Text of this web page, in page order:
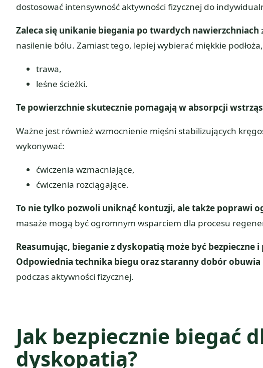
dostosować intensywność aktywności fizycznej do
Zaleca się unikanie biegania po twardych nawierzchniach
nasilenie bólu. Zamiast tego, lepiej wybierać miękkie
trawa,
leśne ścieżki.
Te powierzchnie skutecznie pomagają w absorpcji
Ważne jest również wzmocnienie mięśni stabilizujących
wykonywać:
ćwiczenia wzmacniające,
ćwiczenia rozciągające.
To nie tylko pozwoli uniknąć kontuzji, ale także poprawi
masaże mogą być ogromnym wsparciem dla procesu
Reasumując, bieganie z dyskopatią może być bezpieczne
Odpowiednia technika biegu oraz staranny dobór
podczas aktywności fizycznej.
Jak bezpiecznie biegać
dyskopatią?